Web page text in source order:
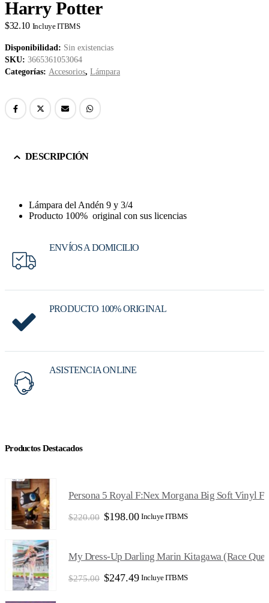
Harry Potter
$32.10 Incluye ITBMS
Disponibilidad: Sin existencias
SKU: 3665361053064
Categorías: Accesorios, Lámpara
DESCRIPCIÓN
Lámpara del Andén 9 y 3/4
Producto 100% original con sus licencias
ENVÍOS A DOMICILIO
PRODUCTO 100% ORIGINAL
ASISTENCIA ONLINE
Productos Destacados
Persona 5 Royal F:Nex Morgana Big Soft Vinyl
$220.00 El
$220.00.
$198.00El
$198.00.
Incluye ITBMS
My Dress-Up Darling Marin Kitagawa (Race
$275.00 El
$247.49ElIncluye ITBMS